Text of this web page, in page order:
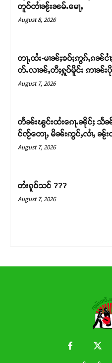
တႃႇႁႂ်ႈသဵင်ၵၢင်ၸႂ်ၵူၼ်းမိူ
ဝ်ႇၽူႈတွႆႇႁွၵ်ႈ
တူဝ်တၢႆၼႂ်းၼမ်ႉမေႃႇ
August 8, 2026
တႃႇထႆး-မၢၼ်ႈၶဝ်ႈဢွၵ်ႇၵၼ်င
တ်ႉလၢၼ်ႇတီႈႁူဝ်မိူင်း ဢၢၼ်းပို
August 7, 2026
တႅၼ်းၽွင်းထႆးၵေႃႉၼိုင်ႈ သႅၼ်
င်ၸႂ်တေႃႇ မိၼ်းဢွင်ႇလၢႆႇ ၼႂ်း
August 7, 2026
တႆးၵူဝ်သင် ???
August 7, 2026